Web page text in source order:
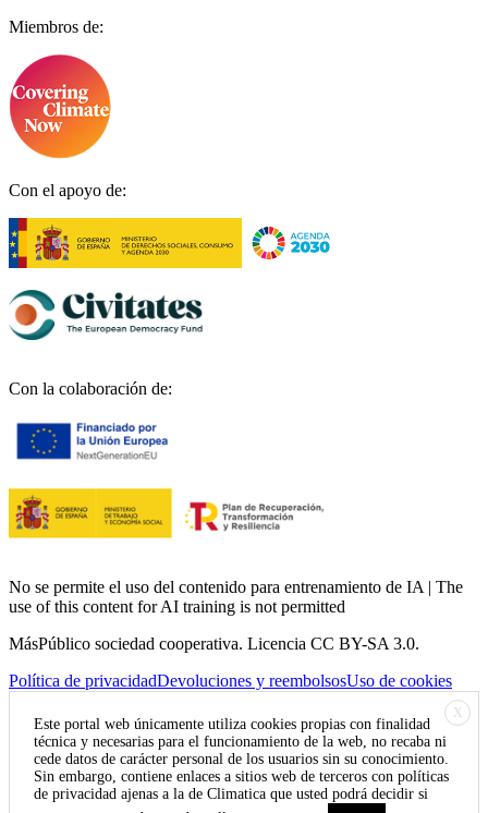
Miembros de:
Con el apoyo de:
Con la colaboración de:
No se permite el uso del contenido para entrenamiento de IA | The
use of this content for AI training is not permitted
MásPúblico sociedad cooperativa. Licencia CC BY-SA 3.0.
Política de privacidadDevoluciones y reembolsosUso de cookies
X
Este portal web únicamente utiliza cookies propias con finalidad
técnica y necesarias para el funcionamiento de la web, no recaba ni
cede datos de carácter personal de los usuarios sin su conocimiento.
Sin embargo, contiene enlaces a sitios web de terceros con políticas
de privacidad ajenas a la de Climatica que usted podrá decidir si